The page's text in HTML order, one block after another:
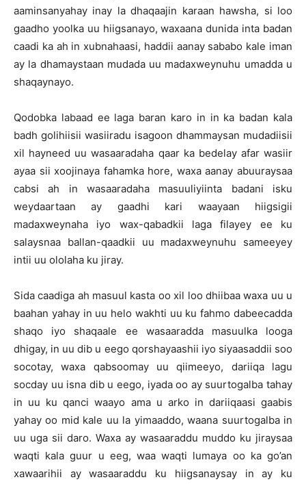
aaminsanyahay inay la dhaqaajin karaan hawsha, si loo
gaadho yoolka uu hiigsanayo, waxaana dunida inta badan
caadi ka ah in xubnahaasi, haddii aanay sababo kale iman
ay la dhamaystaan mudada uu madaxweynuhu umadda u
shaqaynayo.
Qodobka labaad ee laga baran karo in in ka badan kala
badh golihiisii wasiiradu isagoon dhammaysan mudadiisii
xil hayneed uu wasaaradaha qaar ka bedelay afar wasiir
ayaa sii xoojinaya fahamka hore, waxa aanay abuuraysaa
cabsi ah in wasaaradaha masuuliyiinta badani isku
weydaartaan ay gaadhi kari waayaan hiigsigii
madaxweynaha iyo wax-qabadkii laga filayey ee ku
salaysnaa ballan-qaadkii uu madaxweynuhu sameeyey
intii uu ololaha ku jiray.
Sida caadiga ah masuul kasta oo xil loo dhiibaa waxa uu u
baahan yahay in uu helo wakhti uu ku fahmo dabeecadda
shaqo iyo shaqaale ee wasaaradda masuulka looga
dhigay, in uu dib u eego qorshayaashii iyo siyaasaddii soo
socotay, waxa qabsoomay uu qiimeeyo, dariiqa lagu
socday uu isna dib u eego, iyada oo ay suurtogalba tahay
in uu ku qanci waayo ama u arko in dariiqaasi gaabis
yahay oo mid kale uu la yimaaddo, waana suurtogalba in
uu uga sii daro. Waxa ay wasaaraddu muddo ku jiraysaa
waqti kala guur u eeg, waa waqti lumaya oo ka go’an
xawaarihii ay wasaaraddu ku hiigsanaysay in ay ku